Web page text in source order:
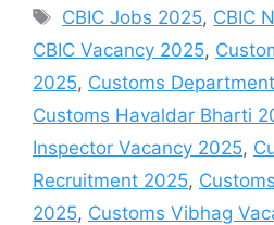
Tags
CBIC Jobs 2025, CBIC
CBIC Vacancy 2025,
2025, Customs
Customs Havaldar Bharti
Inspector Vacancy 2025,
Recruitment 2025,
2025, Customs Vibhag